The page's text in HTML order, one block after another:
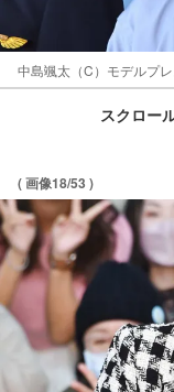
中島颯太（C）モデルプレ
スクロー
( 画像18/53 )